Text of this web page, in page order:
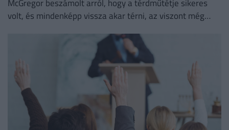
McGregor beszámolt arról, hogy a térdműtétje sikeres
volt, és mindenképp vissza akar térni, az viszont még